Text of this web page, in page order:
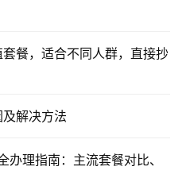
餐，适合不同人群，直接抄
解决方法
理指南：主流套餐对比、